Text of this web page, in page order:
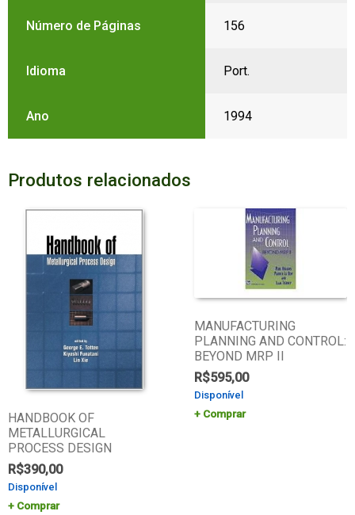
Número de Páginas 156
Idioma Port.
Ano 1994
Produtos relacionados
HANDBOOK OF
METALLURGICAL
PROCESS DESIGN
R$390,00
Disponível
Comprar
MANUFACTURING
PLANNING AND CONTROL:
BEYOND MRP II
R$595,00
Disponível
Comprar